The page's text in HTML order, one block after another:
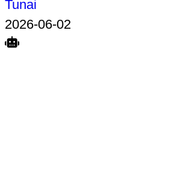
Tunai
2026-06-02